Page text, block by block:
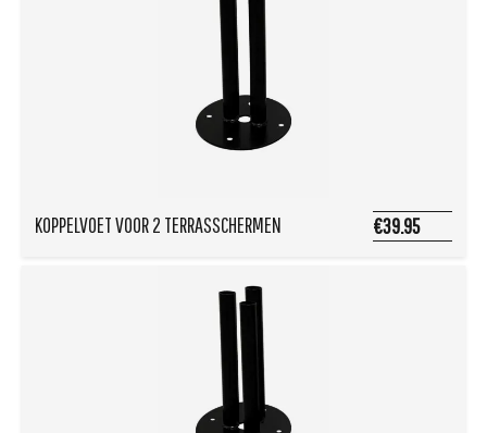
KOPPELVOET VOOR 2 TERRASSCHERMEN €39.95